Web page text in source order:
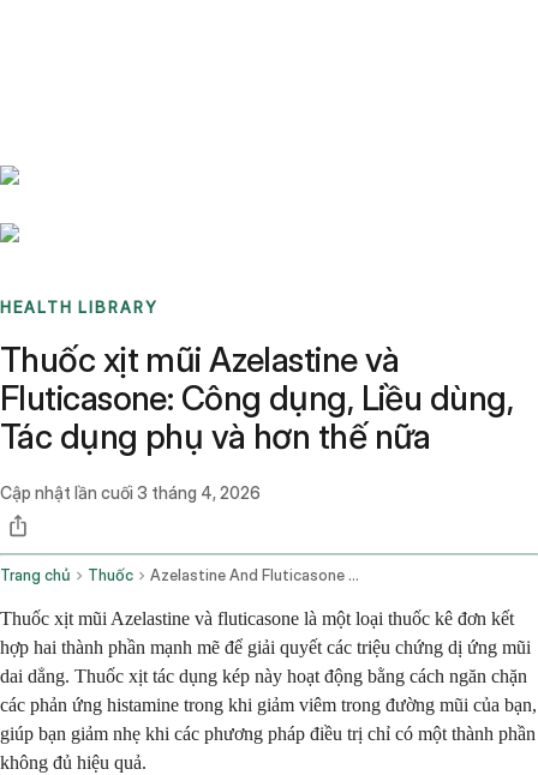
HEALTH LIBRARY
Thuốc xịt mũi Azelastine và
Fluticasone: Công dụng, Liều dùng,
Tác dụng phụ và hơn thế nữa
Cập nhật lần cuối 3 tháng 4, 2026
Trang chủ Thuốc Azelastine And Fluticasone Nasal Route
Thuốc xịt mũi Azelastine và fluticasone là một loại thuốc kê đơn kết
hợp hai thành phần mạnh mẽ để giải quyết các triệu chứng dị ứng mũi
dai dẳng. Thuốc xịt tác dụng kép này hoạt động bằng cách ngăn chặn
các phản ứng histamine trong khi giảm viêm trong đường mũi của bạn,
giúp bạn giảm nhẹ khi các phương pháp điều trị chỉ có một thành phần
không đủ hiệu quả.